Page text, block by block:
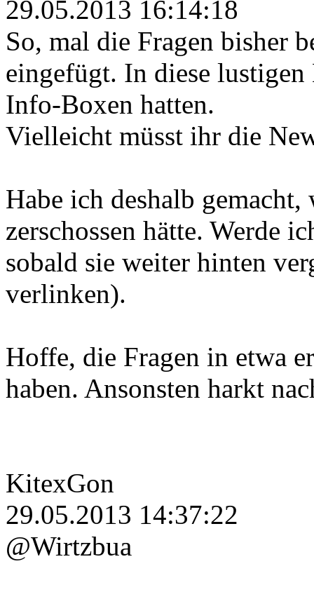
29.05.2013 16:14:18
So, mal die Fragen bisher
eingefügt. In diese
Info-Boxen hatten.
Vielleicht müsst ihr die
Habe ich deshalb
zerschossen hätte. Werde
sobald sie weiter hinten
verlinken).
Hoffe, die Fragen in etwa
haben. Ansonsten harkt
KitexGon
29.05.2013 14:37:22
@Wirtzbua